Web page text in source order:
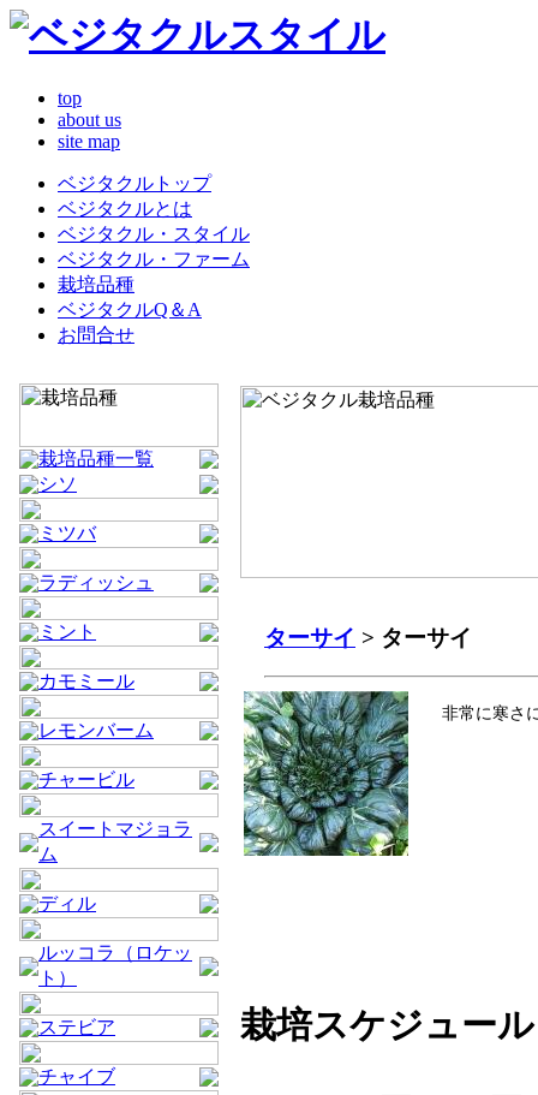
top
about us
site map
ベジタクルトップ
ベジタクルとは
ベジタクル・スタイル
ベジタクル・ファーム
栽培品種
ベジタクルQ＆A
お問合せ
栽培品種一覧
シソ
ミツバ
ラディッシュ
ミント
カモミール
レモンバーム
チャービル
スイートマジョラ
ム
ディル
ルッコラ（ロケッ
ト）
ステビア
チャイブ
ターサイ > ターサイ
非常に寒さ
栽培スケジュール